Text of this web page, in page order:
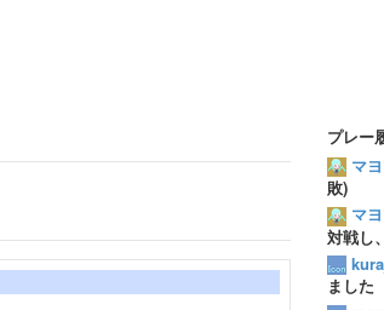
プレー
マ
敗)
マ
対戦し
ました